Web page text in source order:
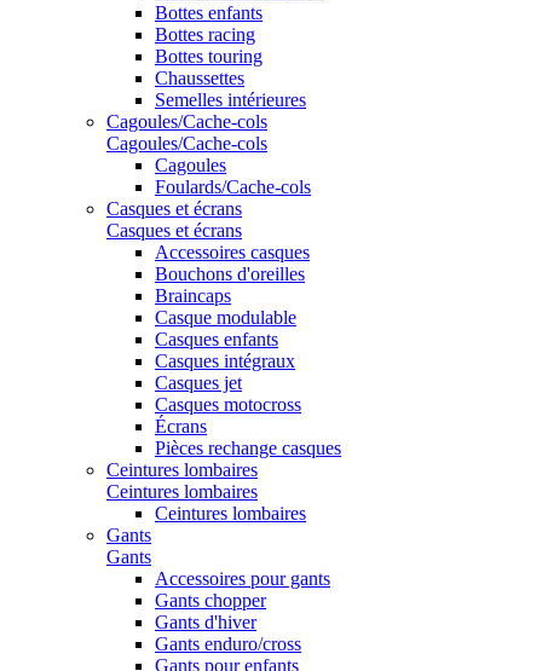
Bottes enfants
Bottes racing
Bottes touring
Chaussettes
Semelles intérieures
Cagoules/Cache-cols
Cagoules/Cache-cols
Cagoules
Foulards/Cache-cols
Casques et écrans
Casques et écrans
Accessoires casques
Bouchons d'oreilles
Braincaps
Casque modulable
Casques enfants
Casques intégraux
Casques jet
Casques motocross
Écrans
Pièces rechange casques
Ceintures lombaires
Ceintures lombaires
Ceintures lombaires
Gants
Gants
Accessoires pour gants
Gants chopper
Gants d'hiver
Gants enduro/cross
Gants pour enfants